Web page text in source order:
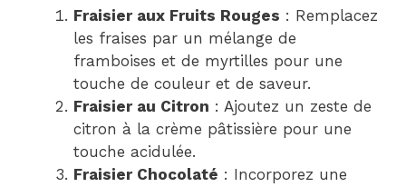
Fraisier aux Fruits Rouges : Remplacez
les fraises par un mélange de
framboises et de myrtilles pour une
touche de couleur et de saveur.
Fraisier au Citron : Ajoutez un zeste de
citron à la crème pâtissière pour une
touche acidulée.
Fraisier Chocolaté : Incorporez une